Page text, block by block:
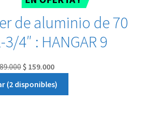
de aluminio de 70
4″ : HANGAR 9
$ 159.000
(2 disponibles)